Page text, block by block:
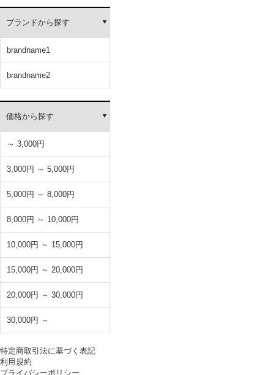
ブランドから探す
brandname1
brandname2
価格から探す
～ 3,000円
3,000円 ～ 5,000円
5,000円 ～ 8,000円
8,000円 ～ 10,000円
10,000円 ～ 15,000円
15,000円 ～ 20,000円
20,000円 ～ 30,000円
30,000円 ～
特定商取引法に基づく表記
利用規約
プライバシーポリシー